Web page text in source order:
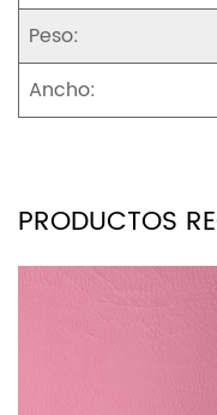
Peso:
Ancho:
PRODUCTOS